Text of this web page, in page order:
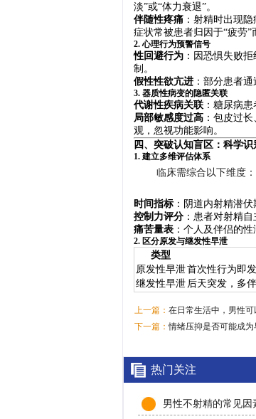
淡”或“体力衰退”。
伴随性疼痛 ：射精时出现
症状常被患者归因于“疲劳”
2. 心理行为预警信号
性回避行为 ：因恐惧失败
制。
假性性欲亢进 ：部分患者
3. 器质性病变的隐匿关联
代谢性疾病关联 ：糖尿病
局部敏感度过高 ：包皮过
观，忽视功能影响。
四、突破认知盲区：科学
1. 建立多维评估体系
临床需综合以下维度：
时间指标 ：阴道内射精潜
控制力评分 ：患者对射精
痛苦量表 ：个人及伴侣的性
2. 区分原发与继发性早泄
类型
原发性早泄首次性行为即
继发性早泄 后天突发，多
上一篇： 在日常生活中，男性
下一篇：情绪压抑是否可能成
热门关注
男性不射精的常见因